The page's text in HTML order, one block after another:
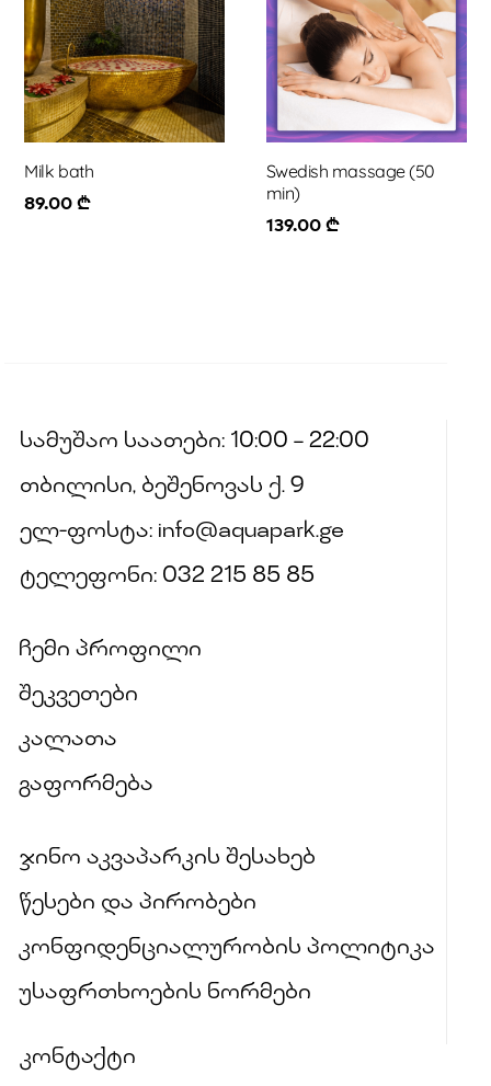
Milk bath
89.00₾
Swedish massage (50
min)
139.00 ₾
სამუშაო საათები: 10:00 – 22:00
თბილისი, ბეშენოვას ქ. 9
ელ-ფოსტა: info@aquapark.ge
ტელეფონი: 032 215 85 85
ჩემი პროფილი
შეკვეთები
კალათა
გაფორმება
ჯინო აკვაპარკის შესახებ
წესები და პირობები
კონფიდენციალურობის პოლიტიკა
უსაფრთხოების ნორმები
კონტაქტი